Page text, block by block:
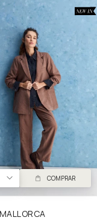
COMPRAR